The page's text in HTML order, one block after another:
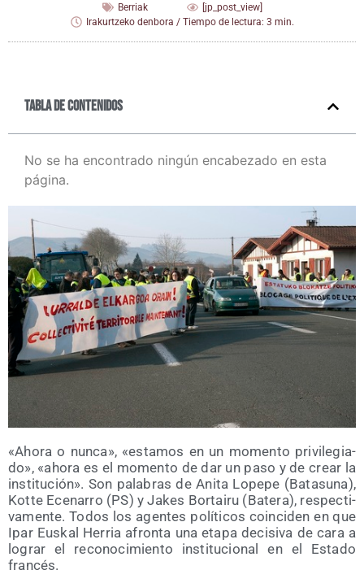
Berriak
[jp_post_view]
Irakurtzeko denbora / Tiempo de lectura: 3 min.
Tabla de contenidos
No se ha encontrado ningún encabezado en esta
página.
«Aho­ra o nun­ca», «esta­mos en un momen­to pri­vi­le­gia­
do», «aho­ra es el momen­to de dar un paso y de crear la
ins­ti­tu­ción». Son pala­bras de Ani­ta Lope­pe (Bata­su­na),
Kot­te Ece­na­rro (PS) y Jakes Bor­tai­ru (Bate­ra), res­pec­ti­
va­men­te. Todos los agen­tes polí­ti­cos coin­ci­den en que
Ipar Eus­kal Herria afron­ta una eta­pa deci­si­va de cara a
lograr el reco­no­ci­mien­to ins­ti­tu­cio­nal en el Esta­do
francés.